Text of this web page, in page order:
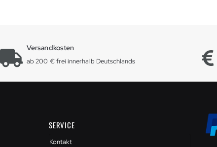
Versandkosten
ab 200 € frei innerhalb Deutschlands
SERVICE
Kontakt